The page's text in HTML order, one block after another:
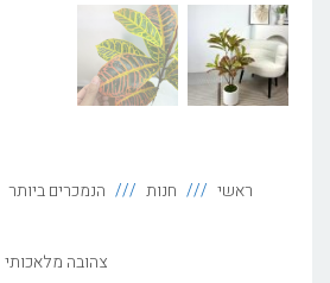
ראשי חנות הנמכרים ביותר
צהובה מלאכותי